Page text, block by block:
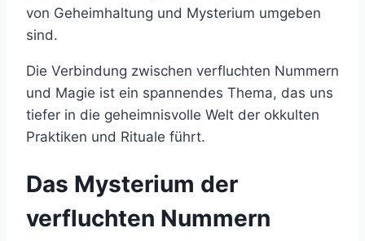
von Geheimhaltung und Mysterium umgeben
sind.
Die Verbindung zwischen verfluchten Nummern
und Magie ist ein spannendes Thema, das uns
tiefer in die geheimnisvolle Welt der okkulten
Praktiken und Rituale führt.
Das Mysterium der
verfluchten Nummern